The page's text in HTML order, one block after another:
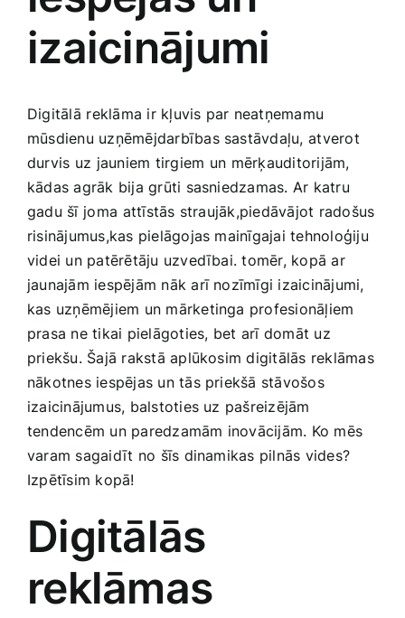
Jaunākie pārdevēji
Raksti
Grāmatas
Gudrā māja
Mājai un remontam
Mājražotājiem
Mājsaimniecības preces
Mēbeles un interjers
Medicīnas preces
Mobilie telefoni, planšetdatori
Pakalpojumi
Pārtikas preces
izaicinājumi
Digitālā⁤ reklāma ir kļuvis par neatņemamu
mūsdienu uzņēmējdarbības sastāvdaļu,⁤ atverot⁤
durvis⁣ uz jauniem‍ tirgiem⁣ un⁢ mērķauditorijām,
kādas agrāk bija grūti sasniedzamas. Ar katru
gadu šī⁢ joma⁣ attīstās straujāk,piedāvājot radošus
risinājumus,kas pielāgojas mainīgajai tehnoloģiju
videi un‌ patērētāju uzvedībai. tomēr, kopā ar
jaunajām iespējām ‍nāk arī nozīmīgi izaicinājumi,
kas ​uzņēmējiem‍ un mārketinga profesionāļiem
‍prasa ne tikai ​pielāgoties, bet arī ⁣domāt uz
priekšu. Šajā rakstā aplūkosim digitālās‌ reklāmas⁢
nākotnes iespējas un tās priekšā stāvošos
izaicinājumus, ‍balstoties‌ uz pašreizējām
tendencēm un paredzamām inovācijām. Ko mēs
varam sagaidīt⁤ no šīs dinamikas pilnās vides?
Izpētīsim kopā!
Digitālās
reklāmas